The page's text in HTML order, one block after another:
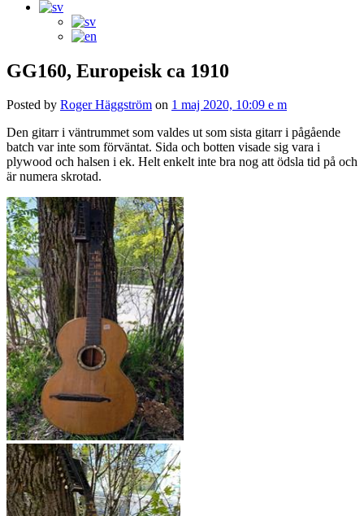
GG160, Europeisk ca 1910
Posted by Roger Häggström on 1 maj 2020, 10:09 e m
Den gitarr i väntrummet som valdes ut som sista gitarr i pågående
batch var inte som förväntat. Sida och botten visade sig vara i
plywood och halsen i ek. Helt enkelt inte bra nog att ödsla tid på och
är numera skrotad.